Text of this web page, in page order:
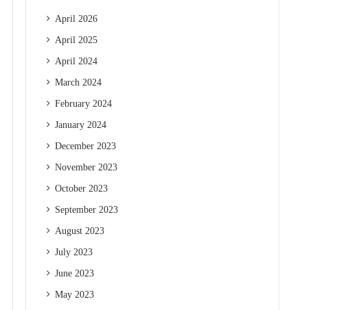
April 2026
April 2025
April 2024
March 2024
February 2024
January 2024
December 2023
November 2023
October 2023
September 2023
August 2023
July 2023
June 2023
May 2023